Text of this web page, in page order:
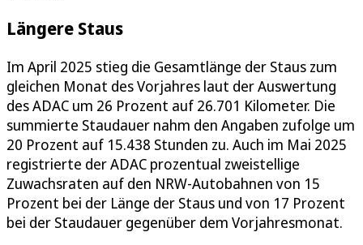
Längere Staus
Im April 2025 stieg die Gesamtlänge der Staus zum
gleichen Monat des Vorjahres laut der Auswertung
des ADAC um 26 Prozent auf 26.701 Kilometer. Die
summierte Staudauer nahm den Angaben zufolge um
20 Prozent auf 15.438 Stunden zu. Auch im Mai 2025
registrierte der ADAC prozentual zweistellige
Zuwachsraten auf den NRW-Autobahnen von 15
Prozent bei der Länge der Staus und von 17 Prozent
bei der Staudauer gegenüber dem Vorjahresmonat.